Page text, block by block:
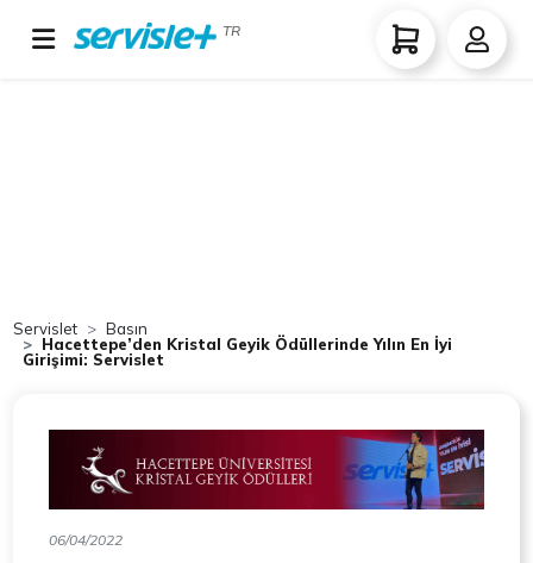
TR
Servislet
Basın
Hacettepe’den Kristal Geyik Ödüllerinde Yılın En İyi
Girişimi: Servislet
06/04/2022